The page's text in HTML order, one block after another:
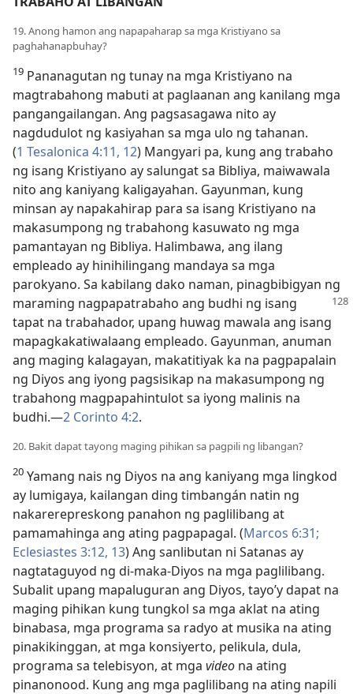
19. Anong hamon ang napapaharap sa mga Kristiyano sa
paghahanapbuhay?
19 Pananagutan ng tunay na mga Kristiyano na
magtrabahong mabuti at paglaanan ang kanilang mga
pangangailangan. Ang pagsasagawa nito ay
nagdudulot ng kasiyahan sa mga ulo ng tahanan.
(1 Tesalonica 4:​11, 12) Mangyari pa, kung ang trabaho
ng isang Kristiyano ay salungat sa Bibliya, maiwawala
nito ang kaniyang kaligayahan. Gayunman, kung
minsan ay napakahirap para sa isang Kristiyano na
makasumpong ng trabahong kasuwato ng mga
pamantayan ng Bibliya. Halimbawa, ang ilang
empleado ay hinihilingang mandaya sa mga
parokyano. Sa kabilang dako naman, pinagbibigyan ng
maraming nagpapatrabaho ang budhi ng isang
tapat na trabahador, upang huwag mawala ang isang
mapagkakatiwalaang empleado. Gayunman, anuman
ang maging kalagayan, makatitiyak ka na pagpapalain
ng Diyos ang iyong pagsisikap na makasumpong ng
trabahong magpapahintulot sa iyong malinis na
budhi.​—2 Corinto 4:​2.
20. Bakit dapat tayong maging pihikan sa pagpili ng libangan?
20 Yamang nais ng Diyos na ang kaniyang mga lingkod
ay lumigaya, kailangan ding timbangán natin ng
nakarerepreskong panahon ng paglilibang at
pamamahinga ang ating pagpapagal. (Marcos 6:31;
Eclesiastes 3:​12, 13) Ang sanlibutan ni Satanas ay
nagtataguyod ng di-maka-Diyos na mga paglilibang.
Subalit upang mapaluguran ang Diyos, tayo’y dapat na
maging pihikan kung tungkol sa mga aklat na ating
binabasa, mga programa sa radyo at musika na ating
pinakikinggan, at mga konsiyerto, pelikula, dula,
programa sa telebisyon, at mga video na ating
pinanonood. Kung ang mga paglilibang na ating napili